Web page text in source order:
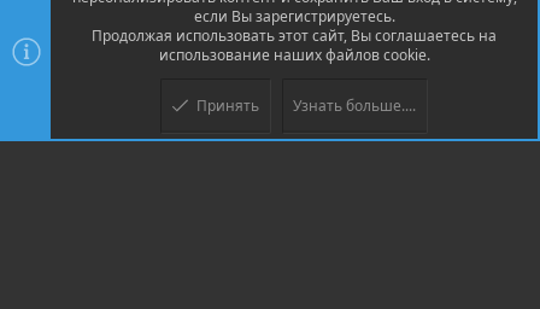
Community platform by XenForo ® © 2010-2026 XenForo Ltd.
© Jason Axelrod of 8WAYRUN
если Вы зарегистрируетесь.
Продолжая использовать этот сайт, Вы соглашаетесь на
использование наших файлов cookie.
Принять Узнать больше....